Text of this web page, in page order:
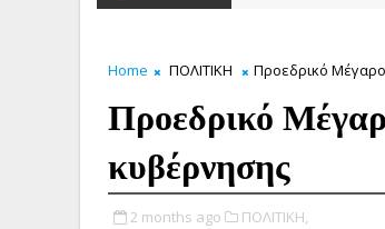
Home ΠΟΛΙΤΙΚΗ Προεδρικό
Προεδρικό
κυβέρνησης
2 months ago ΠΟΛΙΤΙΚΗ,